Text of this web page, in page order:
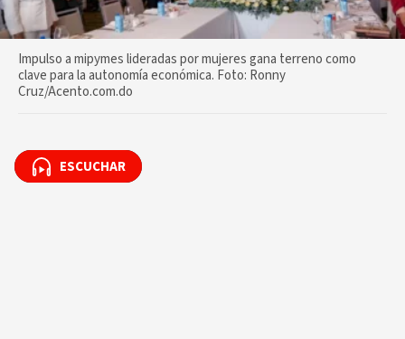
Impulso a mipymes lideradas por mujeres gana terreno como
clave para la autonomía económica. Foto: Ronny
Cruz/Acento.com.do
ESCUCHAR
ESCUCHAR